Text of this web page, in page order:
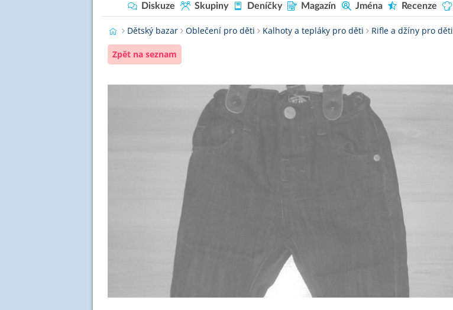
Diskuze Skupiny Deníčky Magazín Jména Recenze
Dětský bazar Oblečení pro děti Kalhoty a tepláky pro děti Rifle a džíny pro děti
Zpět na seznam